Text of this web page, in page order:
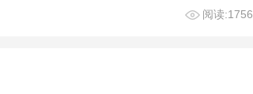
阅读:1756